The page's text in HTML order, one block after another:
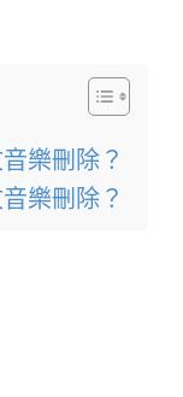
樂刪除？
樂刪除？